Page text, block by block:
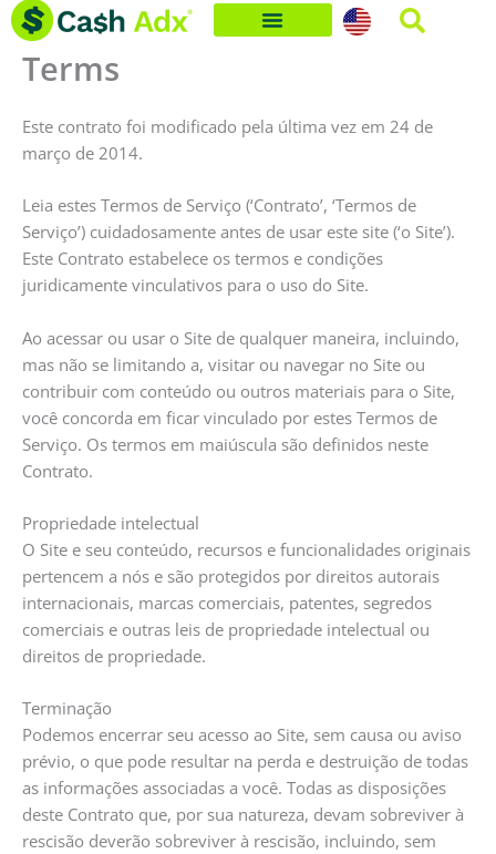
Skip
content
Terms
Este contrato foi modificado pela última vez em 24 de
março de 2014.
Leia estes Termos de Serviço (‘Contrato’, ‘Termos de
Serviço’) cuidadosamente antes de usar este site (‘o Site’).
Este Contrato estabelece os termos e condições
juridicamente vinculativos para o uso do Site.
Ao acessar ou usar o Site de qualquer maneira, incluindo,
mas não se limitando a, visitar ou navegar no Site ou
contribuir com conteúdo ou outros materiais para o Site,
você concorda em ficar vinculado por estes Termos de
Serviço. Os termos em maiúscula são definidos neste
Contrato.
Propriedade intelectual
O Site e seu conteúdo, recursos e funcionalidades originais
pertencem a nós e são protegidos por direitos autorais
internacionais, marcas comerciais, patentes, segredos
comerciais e outras leis de propriedade intelectual ou
direitos de propriedade.
Terminação
Podemos encerrar seu acesso ao Site, sem causa ou aviso
prévio, o que pode resultar na perda e destruição de todas
as informações associadas a você. Todas as disposições
deste Contrato que, por sua natureza, devam sobreviver à
rescisão deverão sobreviver à rescisão, incluindo, sem